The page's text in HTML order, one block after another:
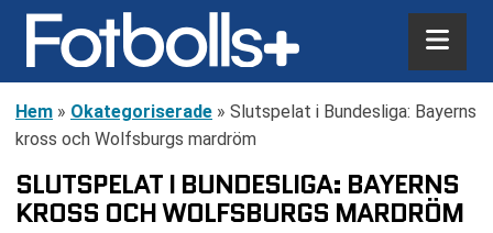
Hem » Okategoriserade » Slutspelat i Bundesliga: Bayerns
kross och Wolfsburgs mardröm
SLUTSPELAT I BUNDESLIGA: BAYERNS
KROSS OCH WOLFSBURGS MARDRÖM